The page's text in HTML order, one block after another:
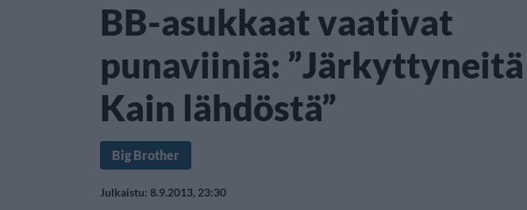
BB-asukkaat vaativat
punaviiniä: ”Järkyttyneitä
Kain lähdöstä”
Big Brother
Julkaistu: 8.9.2013, 23:30